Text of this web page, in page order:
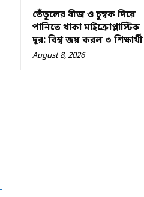
তেঁতুলের বীজ ও চুম্বক দিয়ে
পানিতে থাকা মাইক্রোপ্লাস্টিক
দূর: বিশ্ব জয় করল ৩ শিক্ষার্থী
August 8, 2026